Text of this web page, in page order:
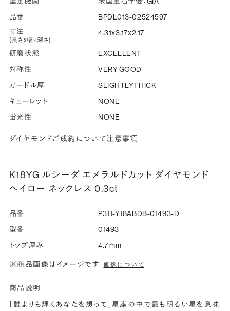
品番
BPDL013-02524597
寸法
(長さx幅×深さ)
4.31x3.17x2.17
研磨状態
EXCELLENT
対称性
VERY GOOD
ガードル厚
SLIGHTLYTHICK
キューレット
NONE
蛍光性
NONE
ダイヤモンドご成約について注意事項
K18YG ルシーダ エメラルドカット ダイヤモンド
ヘイロー ネックレス 0.3ct
品番
P311-Y18ABDB-01493-D
型番
01493
トップ厚み
4.7 mm
※商品画像はイメージです 画像について
商品説明
「誰よりも輝くあなたを想って」星座の中で最も明るい星を意味